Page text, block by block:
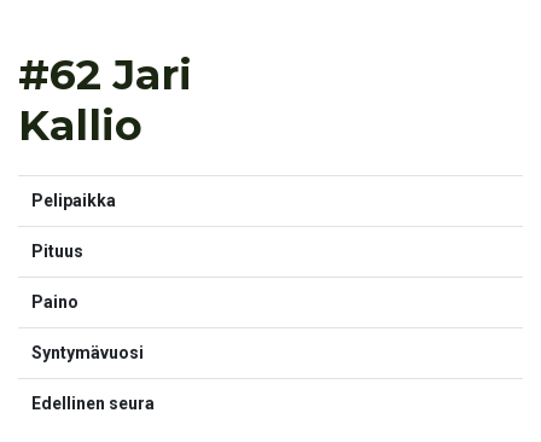
#62 Jari
Kallio
Pelipaikka
Pituus
Paino
Syntymävuosi
Edellinen seura